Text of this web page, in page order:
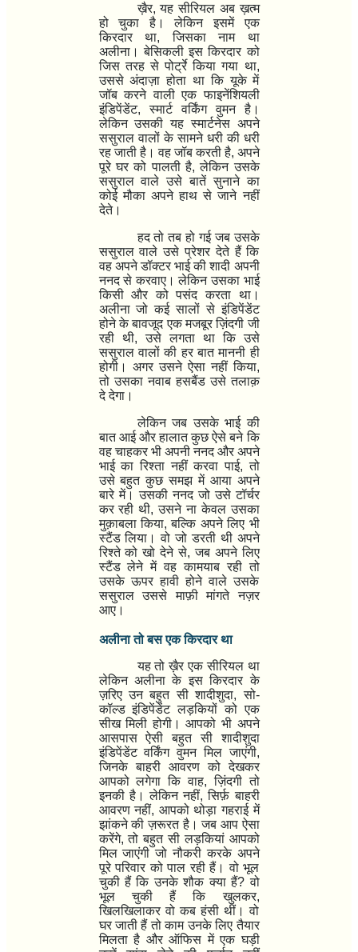
ख़ैर,यह सीरियल अब ख़त्म
हो चुका है। लेकिन इसमें एक
किरदार था,जिसका नाम था
अलीना। बेसिकली इस किरदार को
जिस तरह से पोर्ट्रे किया गया था,
उससे अंदाज़ा होता था कि यूके में
जॉब करने वाली एक फाइनेंशियली
इंडिपेंडेंट,स्मार्ट वर्किंग वुमन है।
लेकिन उसकी यह स्मार्टनेस अपने
ससुराल वालों के सामने धरी की धरी
रह जाती है। वह जॉब करती है, अपने
पूरे घर को पालती है,लेकिन उसके
ससुराल वाले उसे बातें सुनाने का
कोई मौका अपने हाथ से जाने नहीं
देते।
हद तो तब हो गई जब उसके
ससुराल वाले उसे प्रेशर देते हैं कि
वह अपने डॉक्टर भाई की शादी अपनी
ननद से करवाए। लेकिन उसका भाई
किसी और को पसंद करता था।
अलीना जो कई सालों से इंडिपेंडेंट
होने के बावजूद एक मजबूर ज़िंदगी जी
रही थी,उसे लगता था कि उसे
ससुराल वालों की हर बात माननी ही
होगी। अगर उसने ऐसा नहीं किया,
तो उसका नवाब हसबैंड उसे तलाक़
दे देगा।
लेकिन जब उसके भाई की
बात आई और हालात कुछ ऐसे बने कि
वह चाहकर भी अपनी ननद और अपने
भाई का रिश्ता नहीं करवा पाई,तो
उसे बहुत कुछ समझ में आया अपने
बारे में। उसकी ननद जो उसे टॉर्चर
कर रही थी,उसने ना केवल उसका
मुक़ाबला किया,बल्कि अपने लिए भी
स्टैंड लिया। वो जो डरती थी अपने
रिश्ते को खो देने से,जब अपने लिए
स्टैंड लेने में वह कामयाब रही तो
उसके ऊपर हावी होने वाले उसके
ससुराल उससे माफ़ी मांगते नज़र
आए।
अलीना तो बस एक किरदार था
यह तो ख़ैर एक सीरियल था
लेकिन अलीना के इस किरदार के
ज़रिए उन बहुत सी शादीशुदा,सो-
कॉल्ड इंडिपेंडेंट लड़कियों को एक
सीख मिली होगी। आपको भी अपने
आसपास ऐसी बहुत सी शादीशुदा
इंडिपेंडेंट वर्किंग वुमन मिल जाएंगी,
जिनके बाहरी आवरण को देखकर
आपको लगेगा कि वाह,ज़िंदगी तो
इनकी है। लेकिन नहीं, सिर्फ़ बाहरी
आवरण नहीं, आपको थोड़ा गहराई में
झांकने की ज़रूरत है। जब आप ऐसा
करेंगे,तो बहुत सी लड़कियां आपको
मिल जाएंगी जो नौकरी करके अपने
पूरे परिवार को पाल रही हैं। वो भूल
चुकी हैं कि उनके शौक क्या हैं?वो
भूल चुकी हैं कि खुलकर,
खिलखिलाकर वो कब हंसी थीं। वो
घर जाती हैं तो काम उनके लिए तैयार
मिलता है और ऑफिस में एक घड़ी